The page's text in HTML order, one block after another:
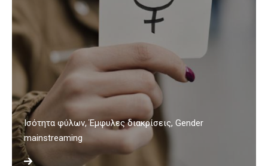
Ισότητα φύλων, Έμφυλες διακρίσεις, Gender
mainstreaming